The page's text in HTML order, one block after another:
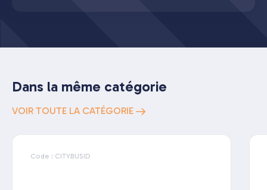
Dans la même catégorie
VOIR TOUTE LA CATÉGORIE
Code : CITYBUSID